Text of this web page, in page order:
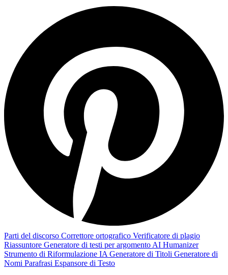
Parti del discorso Correttore ortografico Verificatore di plagio
Riassuntore Generatore di testi per argomento AI Humanizer
Strumento di Riformulazione IA Generatore di Titoli Generatore di
Nomi Parafrasi Espansore di Testo